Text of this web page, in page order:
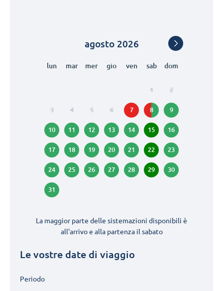
La maggior parte delle sistemazioni disponibili è
all'arrivo e alla partenza il sabato
Le vostre date di viaggio
Periodo
agosto 2026
lun mar mer gio ven sab dom
1 2
3 4 5 6 7 8 9
10 11 12 13 14 15 16
17 18 19 20 21 22 23
24 25 26 27 28 29 30
31